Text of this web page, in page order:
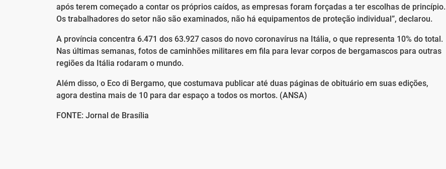
após terem começado a contar os próprios caídos, as empresas foram forçadas a ter escolhas de princípio.
Os trabalhadores do setor não são examinados, não há equipamentos de proteção individual”, declarou.
A província concentra 6.471 dos 63.927 casos do novo coronavírus na Itália, o que representa 10% do total.
Nas últimas semanas, fotos de caminhões militares em fila para levar corpos de bergamascos para outras
regiões da Itália rodaram o mundo.
Além disso, o Eco di Bergamo, que costumava publicar até duas páginas de obituário em suas edições,
agora destina mais de 10 para dar espaço a todos os mortos. (ANSA)
FONTE: Jornal de Brasília